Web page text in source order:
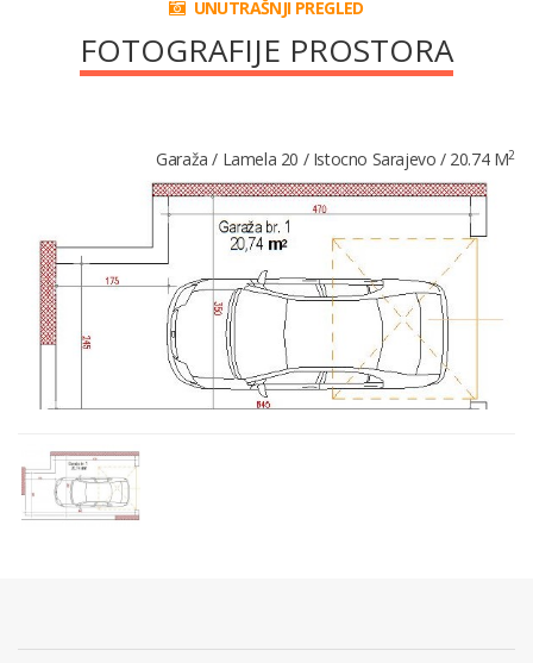
UNUTRAŠNJI PREGLED
FOTOGRAFIJE PROSTORA
Garaža / Lamela 20 / Istocno Sarajevo / 20.74 M2